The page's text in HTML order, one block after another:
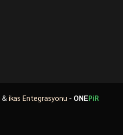
& ikas Entegrasyonu - ONEPiR